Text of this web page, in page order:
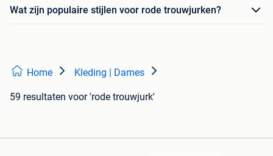
Wat zijn populaire stijlen voor rode trouwjurken?
Home Kleding | Dames
59 resultaten voor 'rode trouwjurk'